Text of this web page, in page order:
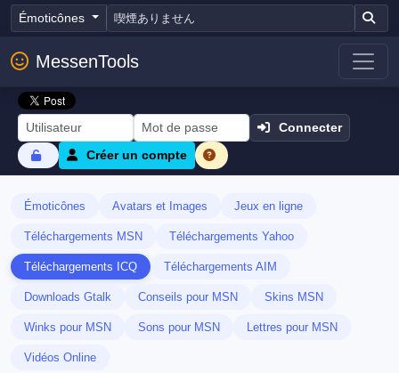
Émoticônes
MessenTools
Connecter
Créer un compte
Émoticônes Avatars et Images Jeux en ligne
Téléchargements MSN Téléchargements Yahoo
Téléchargements ICQ Téléchargements AIM
Downloads Gtalk Conseils pour MSN Skins MSN
Winks pour MSN Sons pour MSN Lettres pour MSN
Vidéos Online